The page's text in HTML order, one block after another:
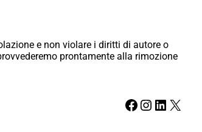
e non violare i diritti di autore o
prontamente alla rimozione
Facebook Instagram LinkedIn X